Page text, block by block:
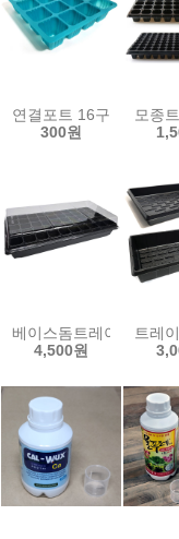
연결포트 16구 25구 36
300원
모종
베이스돔트레이/베이스
4,500원
트레